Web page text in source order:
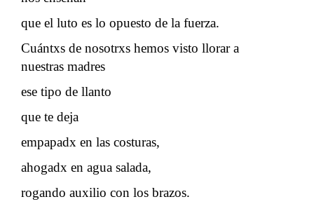
que el luto es lo opuesto de la fuerza.
Cuántxs de nosotrxs hemos visto llorar a
nuestras madres
ese tipo de llanto
que te deja
empapadx en las costuras,
ahogadx en agua salada,
rogando auxilio con los brazos.